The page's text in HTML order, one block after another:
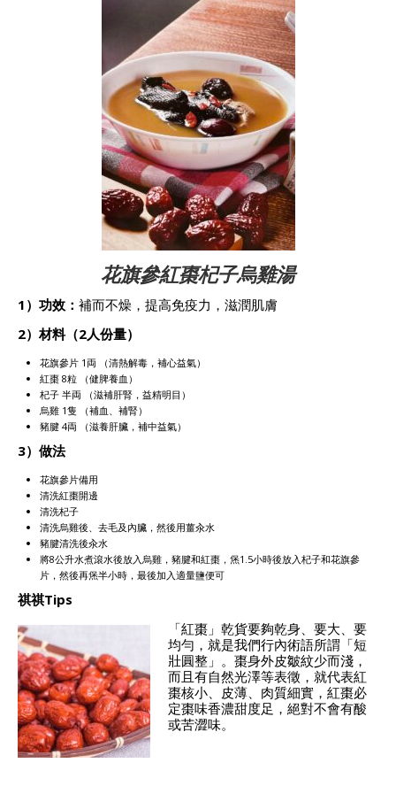
花旗參紅棗杞子烏雞湯
1）功效： 補而不燥，提高免疫力，滋潤肌膚
2）材料（2人份量）
花旗參片 1両 （清熱解毒，補心益氣）
紅棗 8粒 （健脾養血）
杞子 半両 （滋補肝腎，益精明目）
烏雞 1隻 （補血、補腎）
豬腱 4両 （滋養肝臟，補中益氣）
3）做法
花旗參片備用
清洗紅棗開邊
清洗杞子
清洗烏雞後、去毛及內臟，然後用薑汆水
豬腱清洗後汆水
將8公升水煮滾水後放入烏雞，豬腱和紅棗，㷛1.5小時後放入杞子和花旗參
片，然後再㷛半小時，最後加入適量鹽便可
祺祺Tips
「紅棗」乾貨要夠乾身、要大、要
均勻，就是我們行內術語所謂「短
壯圓整」。棗身外皮皺紋少而淺，
而且有自然光澤等表徵，就代表紅
棗核小、皮薄、肉質細實，紅棗必
定棗味香濃甜度足，絕對不會有酸
或苦澀味。